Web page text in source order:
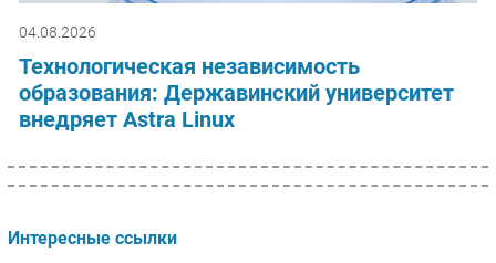
04.08.2026
Технологическая независимость
образования: Державинский университет
внедряет Astra Linux
Интересные ссылки